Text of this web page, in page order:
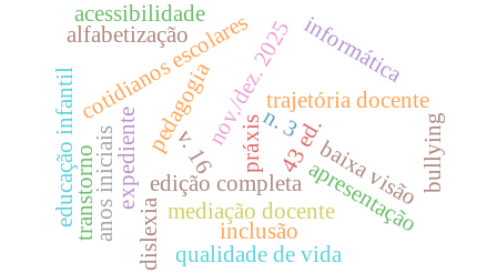
edição completa
v. 16
n. 3
nov./dez. 202543 ed.
expediente apresentação
cotidianos escolares trajetória docente
mediação docente
baixa visão
educação infantil
inclusão
alfabetização informática
anos iniciais práxis
pedagogia
dislexia
transtorno
acessibilidade
qualidade de vida
bullying